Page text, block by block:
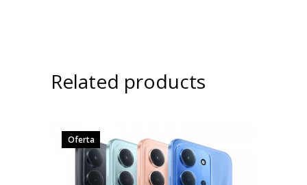
Related products
Oferta